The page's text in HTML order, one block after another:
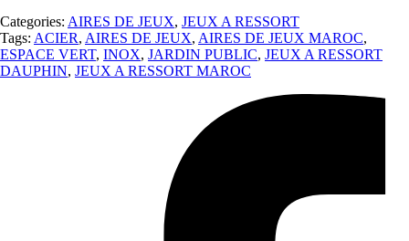
Categories: AIRES DE JEUX, JEUX A RESSORT
Tags: ACIER, AIRES DE JEUX, AIRES DE JEUX MAROC,
ESPACE VERT, INOX, JARDIN PUBLIC, JEUX A RESSORT
DAUPHIN, JEUX A RESSORT MAROC